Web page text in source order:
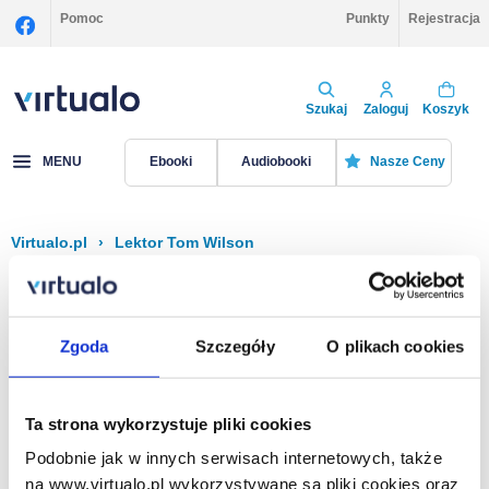
Zgoda Szczegóły O plikach cookies
Ta strona wykorzystuje pliki cookies
Podobnie jak w innych serwisach internetowych, także
na www.virtualo.pl wykorzystywane są pliki cookies oraz
Pomoc Punkty Rejestracja
Szukaj Zaloguj Koszyk
MENU Ebooki Audiobooki Nasze Ceny
Virtualo.pl › Lektor Tom Wilson
Filtruj Sortuj
Na stronie